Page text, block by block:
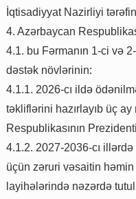
İqtisadiyyat Nazirliyi
4. Azərbaycan
4.1. bu Fərmanın 1-ci və
dəstək növlərinin:
4.1.1. 2026-cı ildə
təkliflərini hazırlayıb üç
Respublikasının
4.1.2. 2027-2036-cı
üçün zəruri vəsaitin
layihələrində nəzərdə